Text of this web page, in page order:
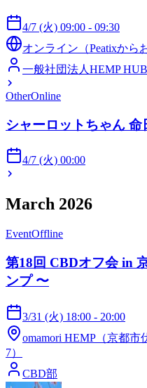
4/7 (火) 09:00 - 09:30
オンライン（Peatixから
一般社団法人HEMP HUB
OtherOnline
シャーロットちゃん 命
4/7 (火) 00:00
March 2026
EventOffline
第18回 CBDオフ会 in
ンプ 〜
3/31 (火) 18:00 - 20:00
omamori HEMP（京都
7）
CBD部